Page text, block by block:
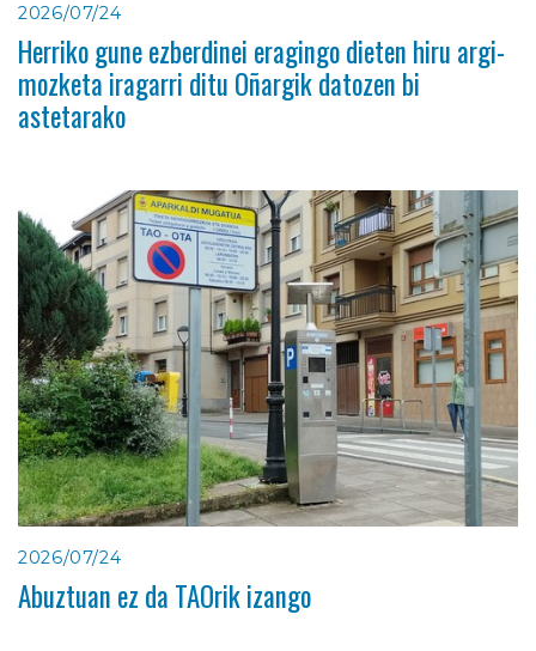
2026/07/24
Herriko gune ezberdinei eragingo dieten hiru argi-
mozketa iragarri ditu Oñargik datozen bi
astetarako
2026/07/24
Abuztuan ez da TAOrik izango